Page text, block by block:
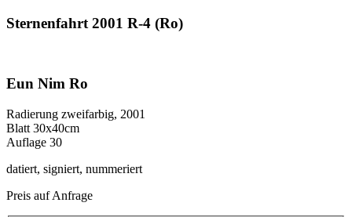
Sternenfahrt 2001 R-4 (Ro)
Eun Nim Ro
Radierung zweifarbig, 2001
Blatt 30x40cm
Auflage 30
datiert, signiert, nummeriert
Preis auf Anfrage